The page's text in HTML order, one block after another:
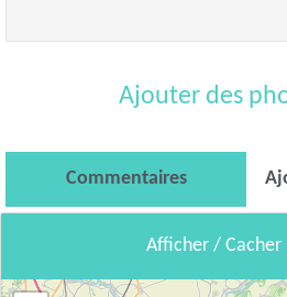
Ajouter des
Commentaires
Afficher / Cacher